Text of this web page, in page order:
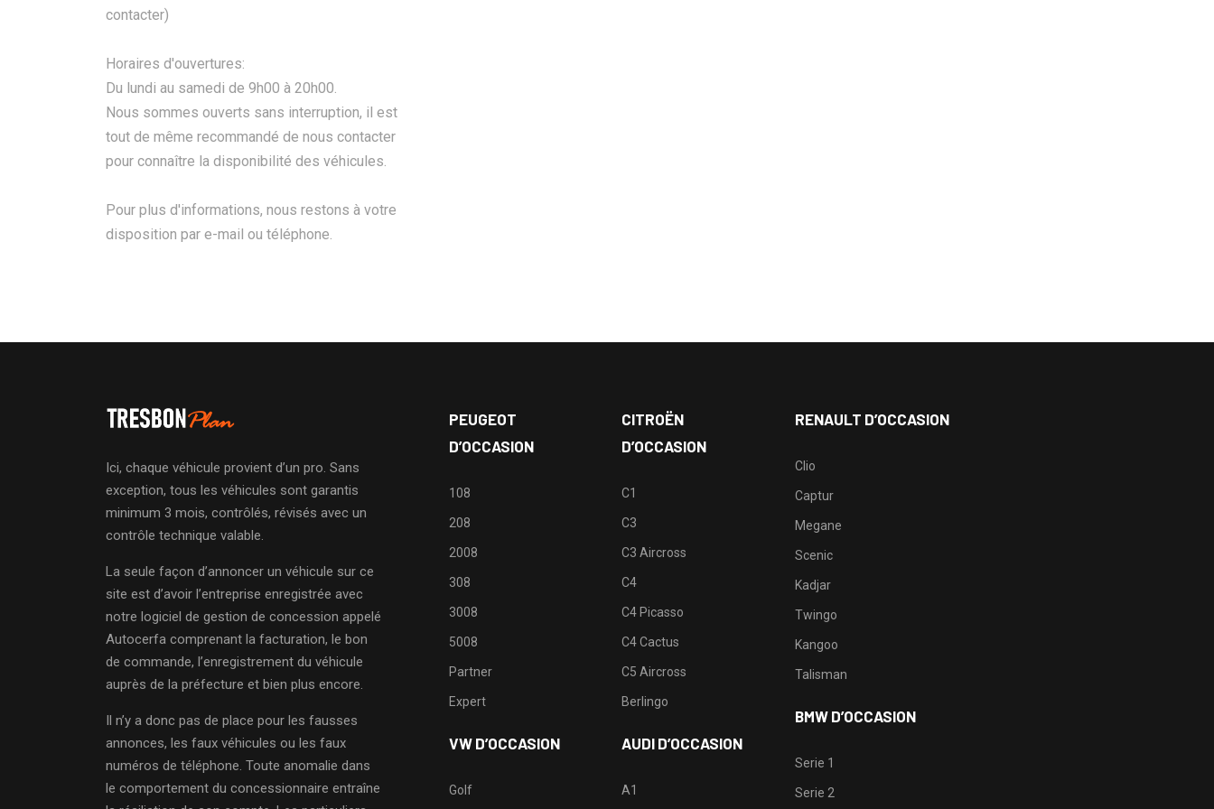
contacter)
Horaires d'ouvertures:
Du lundi au samedi de 9h00 à 20h00.
Nous sommes ouverts sans interruption, il est
tout de même recommandé de nous contacter
pour connaître la disponibilité des véhicules.
Pour plus d'informations, nous restons à votre
disposition par e-mail ou téléphone.
Ici, chaque véhicule provient d’un pro. Sans
exception, tous les véhicules sont garantis
minimum 3 mois, contrôlés, révisés avec un
contrôle technique valable.
La seule façon d’annoncer un véhicule sur ce
site est d’avoir l’entreprise enregistrée avec
notre logiciel de gestion de concession appelé
Autocerfa comprenant la facturation, le bon
de commande, l’enregistrement du véhicule
auprès de la préfecture et bien plus encore.
Il n’y a donc pas de place pour les fausses
annonces, les faux véhicules ou les faux
numéros de téléphone. Toute anomalie dans
le comportement du concessionnaire entraîne
PEUGEOT
D’OCCASION
108
208
2008
308
3008
5008
Partner
Expert
VW D’OCCASION
Golf
CITROËN
D’OCCASION
C1
C3
C3 Aircross
C4
C4 Picasso
C4 Cactus
C5 Aircross
Berlingo
AUDI D’OCCASION
A1
RENAULT D’OCCASION
Clio
Captur
Megane
Scenic
Kadjar
Twingo
Kangoo
Talisman
BMW D’OCCASION
Serie 1
Serie 2